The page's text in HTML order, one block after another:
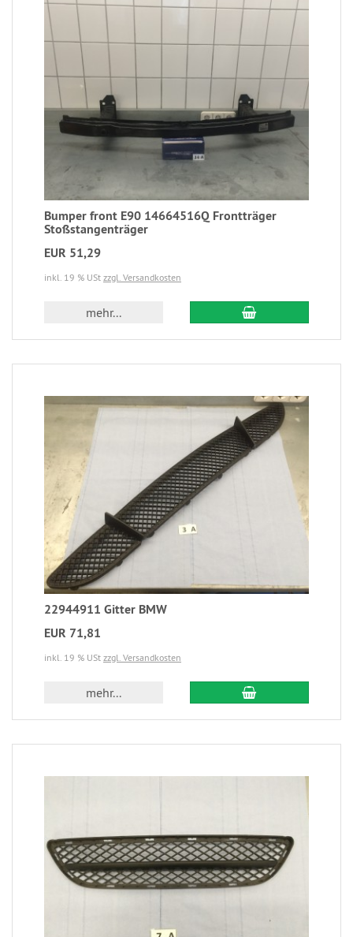
Bumper front E90 14664516Q Frontträger
Stoßstangenträger
EUR 51,29
inkl. 19 % USt zzgl. Versandkosten
mehr...
22944911 Gitter BMW
EUR 71,81
inkl. 19 % USt zzgl. Versandkosten
mehr...